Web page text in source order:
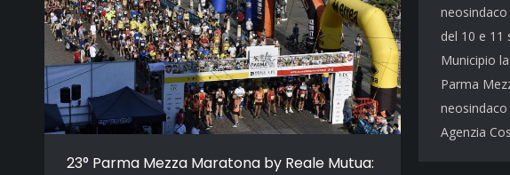
del 10 e 11
Municipio
Parma
neosindaco
Agenzia
23° Parma Mezza Maratona by Reale Mutua: